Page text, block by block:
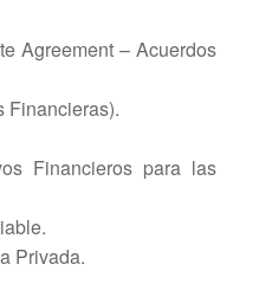
Agreement – Acuerdos
Financieras).
Financieros para las
Privada.